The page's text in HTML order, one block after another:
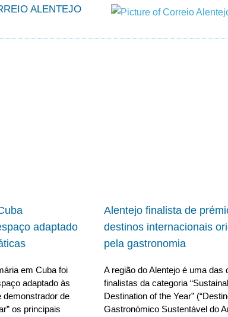
ALENTEJO
adaptado
em Cuba foi
adaptado às
de
os principais
Alentejo finalista de
destinos internacionais
pela gastronomia
A região do Alentejo é uma das
finalistas da categoria
Destination of the Year”
Gastronómico Sustentável do